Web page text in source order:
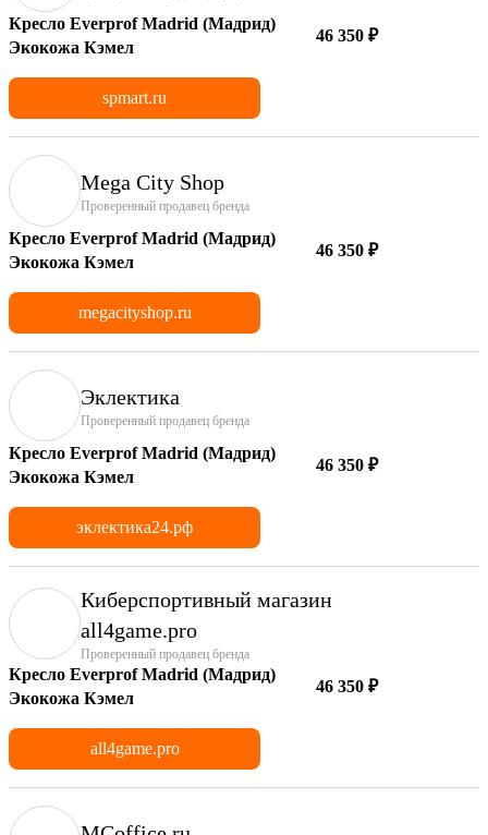
Кресло Everprof Madrid (Мадрид)
Экокожа Кэмел
46 350 ₽
spmart.ru
Mega City Shop
Проверенный продавец бренда
Кресло Everprof Madrid (Мадрид)
Экокожа Кэмел
46 350 ₽
megacityshop.ru
Эклектика
Проверенный продавец бренда
Кресло Everprof Madrid (Мадрид)
Экокожа Кэмел
46 350 ₽
эклектика24.рф
Киберспортивный магазин
аll4game.pro
Проверенный продавец бренда
Кресло Everprof Madrid (Мадрид)
Экокожа Кэмел
46 350 ₽
all4game.pro